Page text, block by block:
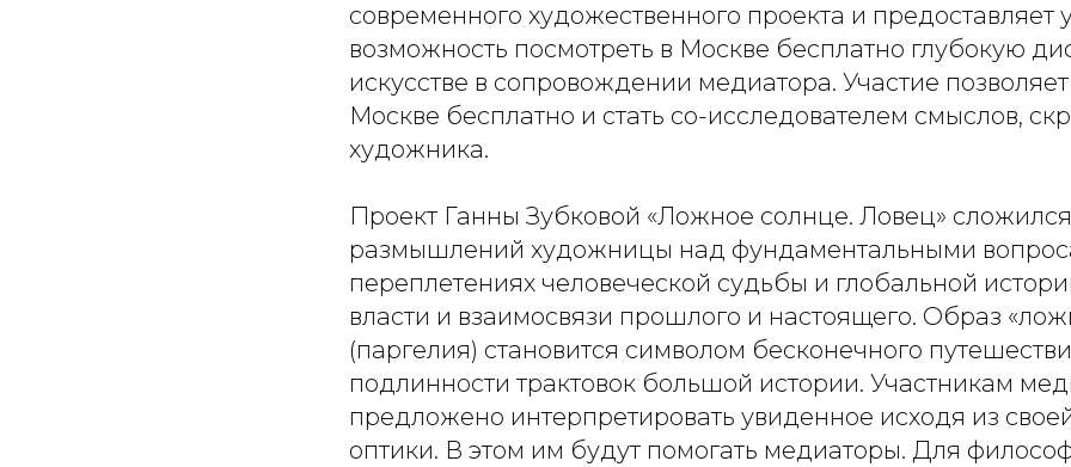
современного художественного проекта и предоставляет
возможность посмотреть в Москве бесплатно глубокую
искусстве в сопровождении медиатора. Участие
Москве бесплатно и стать со-исследователем смыслов,
художника.
Проект Ганны Зубковой «Ложное солнце. Ловец»
размышлений художницы над фундаментальными
переплетениях человеческой судьбы и глобальной
власти и взаимосвязи прошлого и настоящего. Образ
(паргелия) становится символом бесконечного
подлинности трактовок большой истории. Участникам
предложено интерпретировать увиденное исходя из
оптики. В этом им будут помогать медиаторы. Для